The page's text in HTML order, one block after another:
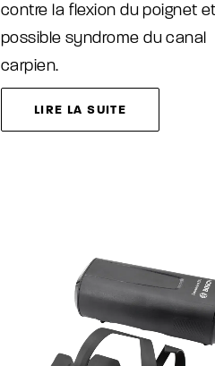
contre la flexion du poignet
possible syndrome du canal
carpien.
LIRE LA SUITE